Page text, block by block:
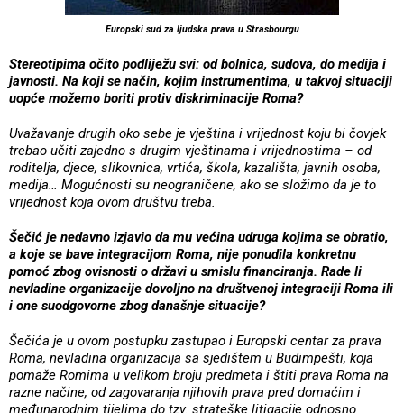
Europski sud za ljudska prava u Strasbourgu
Stereotipima očito podliježu svi: od bolnica, sudova, do medija i
javnosti. Na koji se način, kojim instrumentima, u takvoj situaciji
uopće možemo boriti protiv diskriminacije Roma?
Uvažavanje drugih oko sebe je vještina i vrijednost koju bi čovjek
trebao učiti zajedno s drugim vještinama i vrijednostima – od
roditelja, djece, slikovnica, vrtića, škola, kazališta, javnih osoba,
medija… Mogućnosti su neograničene, ako se složimo da je to
vrijednost koja ovom društvu treba.
Šečić je nedavno izjavio da mu većina udruga kojima se obratio,
a koje se bave integracijom Roma, nije ponudila konkretnu
pomoć zbog ovisnosti o državi u smislu financiranja. Rade li
nevladine organizacije dovoljno na društvenoj integraciji Roma ili
i one suodgovorne zbog današnje situacije?
Šečića je u ovom postupku zastupao i Europski centar za prava
Roma, nevladina organizacija sa sjedištem u Budimpešti, koja
pomaže Romima u velikom broju predmeta i štiti prava Roma na
razne načine, od zagovaranja njihovih prava pred domaćim i
međunarodnim tijelima do tzv. strateške litigacije odnosno